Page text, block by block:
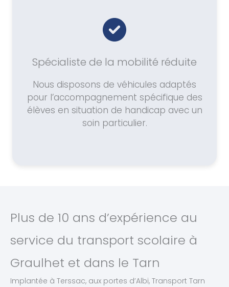
Spécialiste de la mobilité réduite
Nous disposons de véhicules adaptés
pour l’accompagnement spécifique des
élèves en situation de handicap avec un
soin particulier.
Plus de 10 ans d’expérience au
service du transport scolaire à
Graulhet et dans le Tarn
Implantée à Terssac, aux portes d’Albi, Transport Tarn